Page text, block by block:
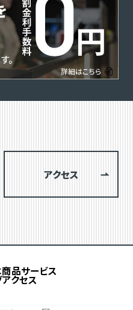
アクセス
商品サービス
アクセス